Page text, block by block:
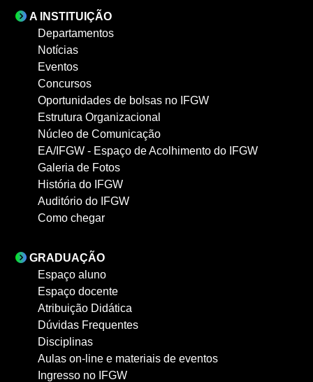
A INSTITUIÇÃO
Departamentos
Notícias
Eventos
Concursos
Oportunidades de bolsas no IFGW
Estrutura Organizacional
Núcleo de Comunicação
EA/IFGW - Espaço de Acolhimento do IFGW
Galeria de Fotos
História do IFGW
Auditório do IFGW
Como chegar
GRADUAÇÃO
Espaço aluno
Espaço docente
Atribuição Didática
Dúvidas Frequentes
Disciplinas
Aulas on-line e materiais de eventos
Ingresso no IFGW